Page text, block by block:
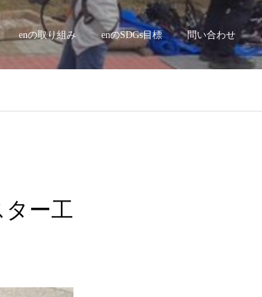
enの取り組み enのSDGs目標 問い合わせ
ター工